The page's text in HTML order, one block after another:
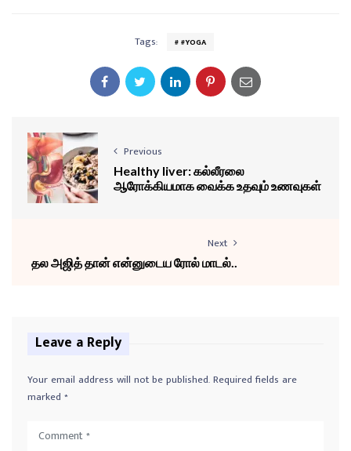
Tags: #YOGA
Previous
Healthy liver: கல்லீரலை
ஆரோக்கியமாக வைக்க உதவும் உணவுகள்
Next
தல அஜித் தான் என்னுடைய ரோல் மாடல்..
Leave a Reply
Your email address will not be published.Required fields are
marked *